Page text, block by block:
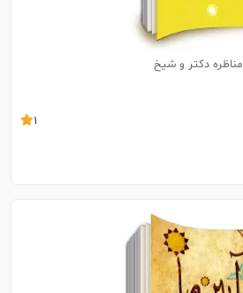
مناظره دکتر و شیخ
1